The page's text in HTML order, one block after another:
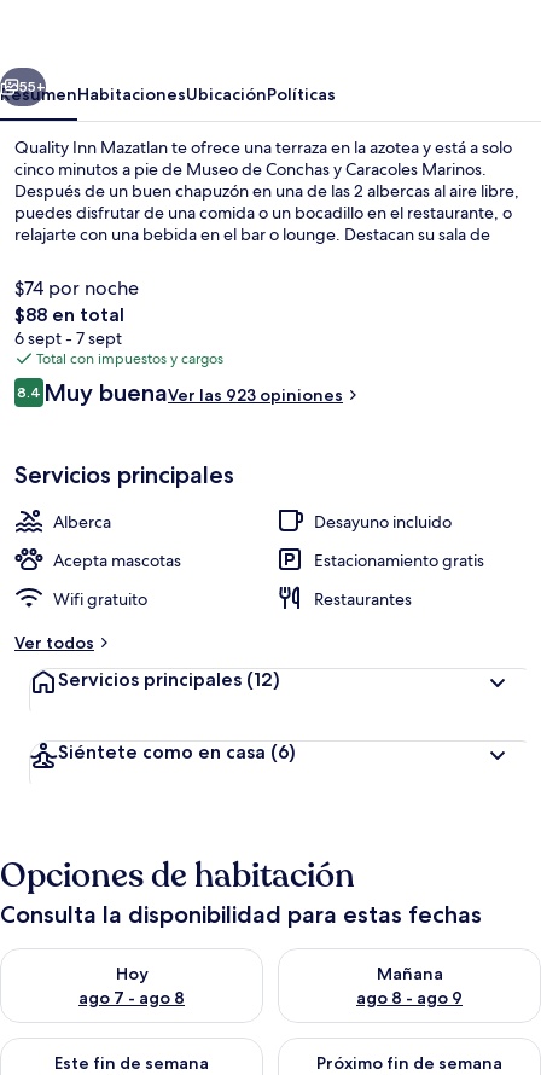
Siguiente
55+
ResumenHabitacionesUbicaciónPolíticas
Quality Inn Mazatlan te ofrece una terraza en la azotea y está a solo
cinco minutos a pie de Museo de Conchas y Caracoles Marinos.
Después de un buen chapuzón en una de las 2 albercas al aire libre,
puedes disfrutar de una comida o un bocadillo en el restaurante, o
relajarte con una bebida en el bar o lounge. Destacan su sala de
el personal amable.
$74 por noche
El
precio
total
es
de
$88 en total
6 sept - 7 sept
Total con impuestos y cargos
Opiniones
8.48.4 de 10,
Muy buenaVer las 923 opiniones
Servicios principales
Alberca
Desayuno incluido
Acepta mascotas
Estacionamiento gratis
Wifi gratuito
Restaurantes
Ver todos
Servicios principales (12)
Siéntete como en casa (6)
Opciones de habitación
Consulta la disponibilidad para estas fechas
Hoy
ago 7 - ago 8
Consulta la disponibilidad para hoy ago 7 - ago 8
Mañana
ago 8 - ago 9
Consulta la disponibilidad
Este fin de semana
Consulta la disponibilidad para este fin de semana ago 7 -
Próximo fin de semana
Consulta la disponibilidad